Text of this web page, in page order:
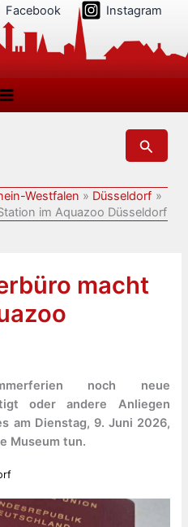
Facebook Instagram
Suchen
Westfalen
Düsseldorf
im Aquazoo Düsseldorf
macht
noch neue
oder andere Anliegen
am Dienstag, 9. Juni 2026,
Museum tun.